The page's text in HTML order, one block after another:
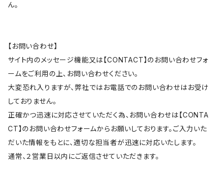
ん。
【お問い合わせ】
サイト内のメッセージ機能又は【CONTACT】のお問い合わせフォ
ームをご利用の上、お問い合わせください。
大変恐れ入りますが、弊社ではお電話でのお問い合わせはお受け
しておりません。
正確かつ迅速に対応させていただく為、お問い合わせは【CONTA
CT】のお問い合わせフォームからお願いしております。ご入力いた
だいた情報をもとに、適切な担当者が迅速に対応いたします。
通常、２営業日以内にご返信させていただきます。